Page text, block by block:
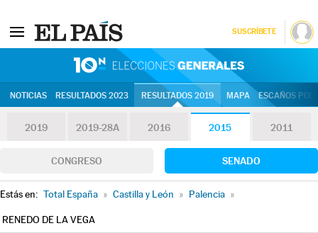
SUSCRÍBETE
NOTICIAS RESULTADOS 2023 RESULTADOS 2019 MAPA ESCAÑOS
2019 2019-28A 2016 2015 2011
CONGRESO SENADO
Estás en: Total España » Castilla y León » Palencia »
RENEDO DE LA VEGA